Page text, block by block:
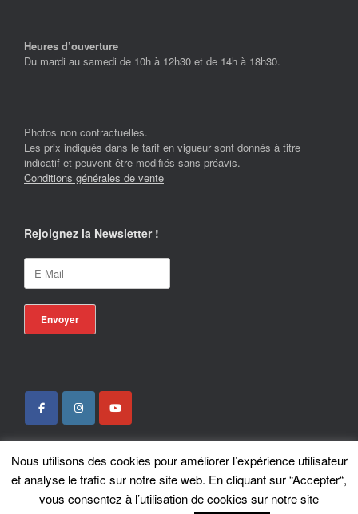
Heures d’ouverture
Du mardi au samedi de 10h à 12h30 et de 14h à 18h30.
Photos non contractuelles.
Les prix indiqués dans le tarif en vigueur sont donnés à titre
indicatif et peuvent être modifiés sans préavis.
Conditions générales de vente
Rejoignez la Newsletter !
Locotrans SPRL - Exclusive Store Royal Enfield - Royal Enfield Brussels - ©
2026
Nous utilisons des cookies pour améliorer l’expérience utilisateur
et analyse le trafic sur notre site web. En cliquant sur “Accepter“,
vous consentez à l’utilisation de cookies sur notre site